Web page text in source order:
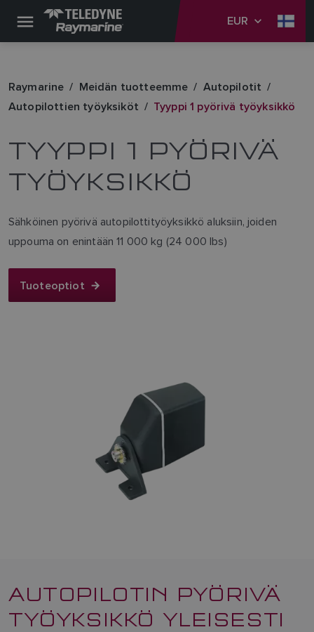
EUR
Raymarine Meidän tuotteemme
Autopilotit
Autopilottien työyksiköt
Tyyppi 1 pyörivä työyksikkö
TYYPPI 1 PYÖRIVÄ
TYÖYKSIKKÖ
Sähköinen pyörivä autopilottityöyksikkö aluksiin, joiden
uppouma on enintään 11 000 kg (24 000 lbs)
Tuoteoptiot
AUTOPILOTIN PYÖRIVÄ
TYÖYKSIKKÖ YLEISESTI